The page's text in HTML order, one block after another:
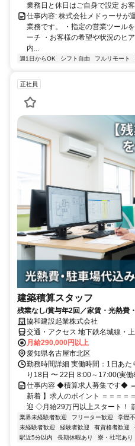
業務日と休日はご自身で設定 お
仕事内容: 株式会社メドゥーサが
業務です。 ・指定の営業ツール
ーチ ・お客様の希望や状況のヒ
内...
週1日からOK シフト自由 フルリモート
正社員
建築積算スタッフ
残業なし/賞与年2回／家賃・光熱費
協和建設起業株式会社
交通・アクセス 地下鉄名城線・
月給290,000円以上
愛知県名古屋市北区
勤務時間詳細 実働時間：1日あ
り18日 〜 22日 8:00～17:00(実働
仕事内容 ◆積算求人募集です◆
新着 】求人のポイント ＝＝＝＝
迎 ◇月給29万円以上スタート！
業界未経験者歓迎 フリーター歓迎 学歴
未経験者歓迎
経験者歓迎 有資格者歓迎
駅近5分以内
長期休暇あり 寮・社宅あり